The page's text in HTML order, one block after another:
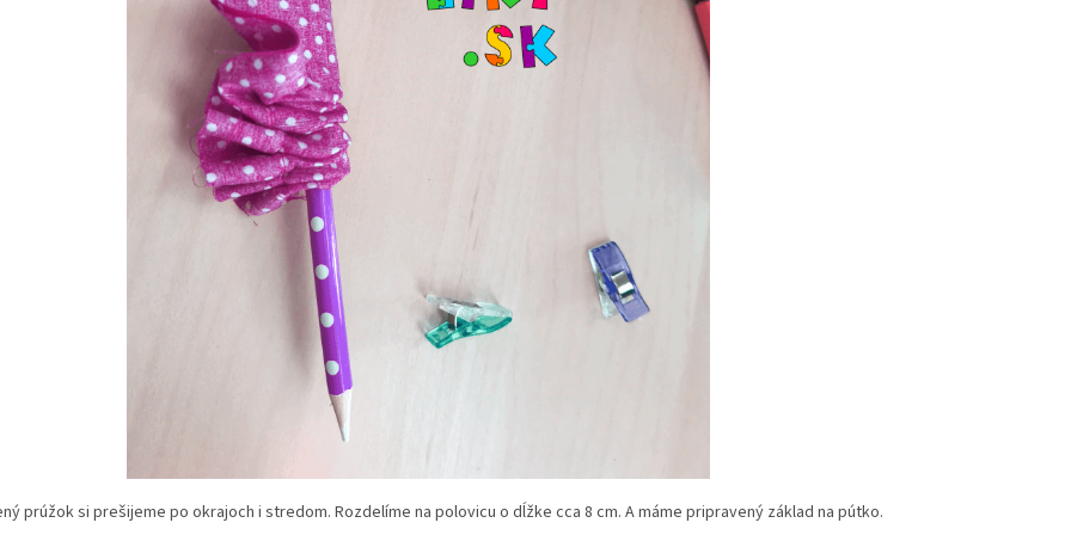
prúžok si prešijeme po okrajoch i stredom. Rozdelíme na polovicu o dĺžke cca 8 cm. A máme pripravený základ na pútko.